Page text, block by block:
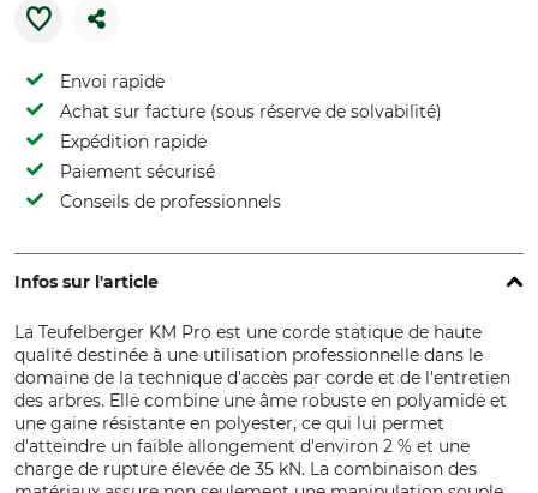
Envoi rapide
Achat sur facture (sous réserve de solvabilité)
Expédition rapide
Paiement sécurisé
Conseils de professionnels
Infos sur l'article
La Teufelberger KM Pro est une corde statique de haute
qualité destinée à une utilisation professionnelle dans le
domaine de la technique d'accès par corde et de l'entretien
des arbres. Elle combine une âme robuste en polyamide et
une gaine résistante en polyester, ce qui lui permet
d'atteindre un faible allongement d'environ 2 % et une
charge de rupture élevée de 35 kN. La combinaison des